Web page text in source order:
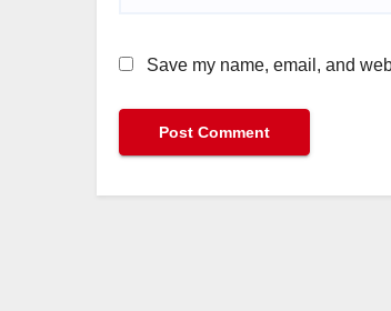
Save my name, email, and